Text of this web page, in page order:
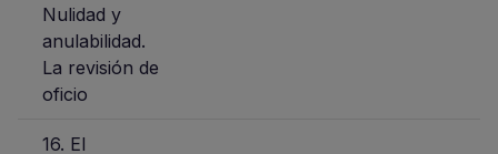
Nulidad y
anulabilidad.
La revisión de
oficio
16. El